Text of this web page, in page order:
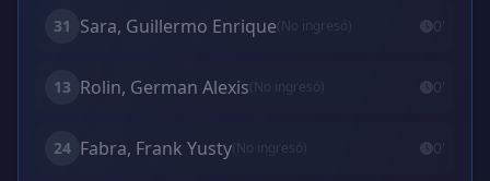
31 Sara, Guillermo Enrique(No ingresó) 0'
13 Rolin, German Alexis(No ingresó) 0'
24 Fabra, Frank Yusty(No ingresó) 0'